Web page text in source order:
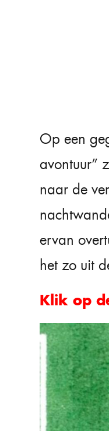
Op een
avontuur”
naar de
ervan
het zo uit
Klik op